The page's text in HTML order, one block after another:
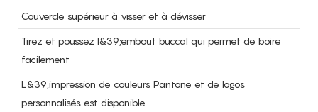
Couvercle supérieur à visser et à dévisser
Tirez et poussez l&39;embout buccal qui permet de boire
facilement
L&39;impression de couleurs Pantone et de logos
personnalisés est disponible